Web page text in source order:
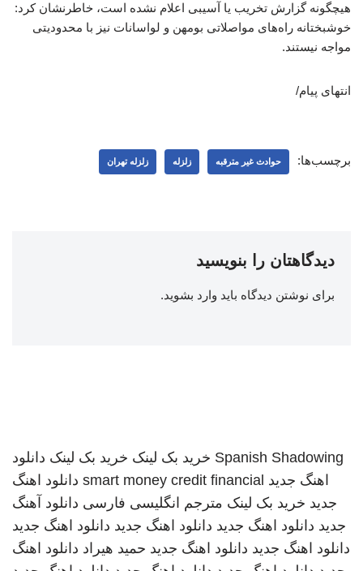
هیچگونه گزارش تخریب یا آسیبی اعلام نشده است، خاطرنشان کرد:
خوشبختانه راه‌های مواصلاتی بومهن و لواسانات نیز با محدودیتی
مواجه نیستند.
انتهای پیام/
برچسب‌ها: حوادث غیر مترقبه زلزله زلزله تهران
دیدگاهتان را بنویسید
برای نوشتن دیدگاه باید وارد بشوید.
Spanish Shadowing خرید بک لینک خرید بک لینک دانلود
اهنگ جدید smart money credit financial دانلود اهنگ
جدید خرید بک لینک مترجم انگلیسی فارسی دانلود آهنگ
جدید دانلود اهنگ جدید دانلود اهنگ جدید دانلود اهنگ جدید
دانلود اهنگ جدید دانلود اهنگ جدید حمید هیراد دانلود اهنگ